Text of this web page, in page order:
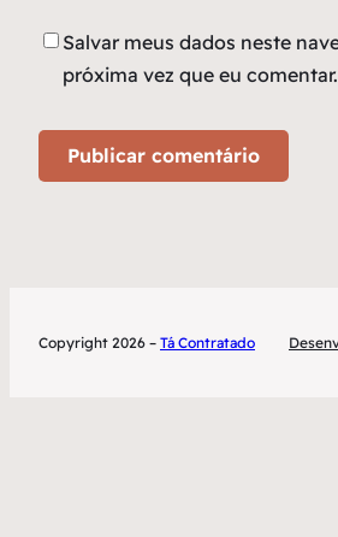
Salvar meus dados neste
próxima vez que eu comentar.
Copyright 2026 – Tá Contratado